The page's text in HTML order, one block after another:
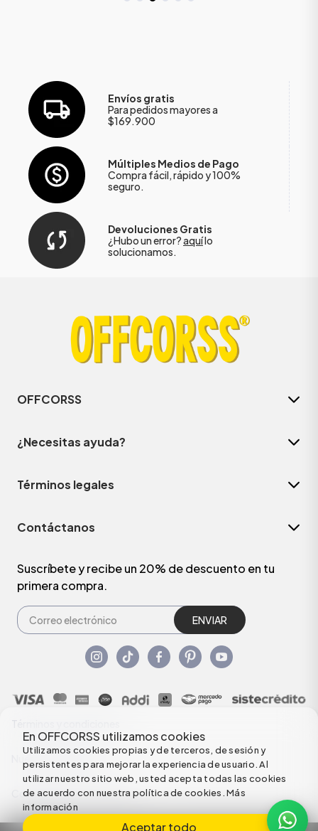
En OFFCORSS utilizamos cookies
Utilizamos cookies propias y de terceros, de sesión y
persistentes para mejorar la experiencia de usuario. Al
utilizar nuestro sitio web, usted acepta todas las cookies
de acuerdo con nuestra política de cookies.Más
información
Aceptar todo
Envíos gratis
Para pedidos mayores a
$169.900
Múltiples Medios de Pago
Compra fácil, rápido y 100%
seguro.
Devoluciones Gratis
¿Hubo un error?aquílo
solucionamos.
OFFCORSS
¿Necesitas ayuda?
Términos legales
Contáctanos
Suscríbete y recibe un 20% de descuento en tu
primera compra.
ENVIAR
Términos y condiciones
Nuestras Políticas
Configuración de Cookies